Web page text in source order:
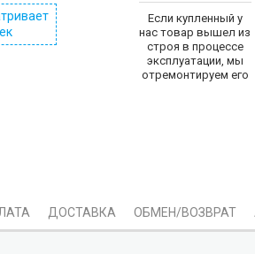
Если купленный у
нас товар вышел из
строя в процессе
эксплуатации, мы
отремонтируем его
ДОСТАВКА ОБМЕН/ВОЗВРАТ